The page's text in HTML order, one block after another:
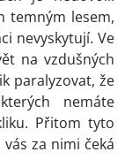
temným lesem,
nevyskytují. Ve
na vzdušných
paralyzovat, že
nemáte
Přitom tyto
za nimi čeká